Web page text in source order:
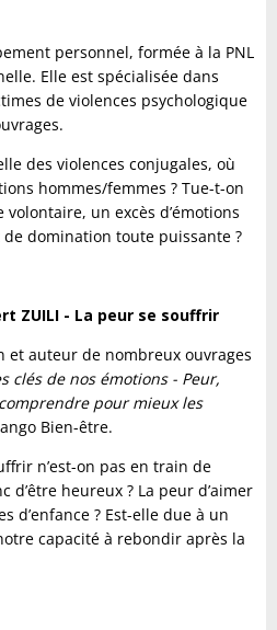
personnel, formée à la PNL
Elle est spécialisée dans
de violences psychologique
des violences conjugales, où
hommes/femmes ? Tue-t-on
un excès d’émotions
domination toute puissante ?
ZUILI - La peur se souffrir
et auteur de nombreux ouvrages
clés de nos émotions - Peur,
pour mieux les
Bien-être.
n’est-on pas en train de
d’être heureux ? La peur d’aimer
d’enfance ? Est-elle due à un
capacité à rebondir après la